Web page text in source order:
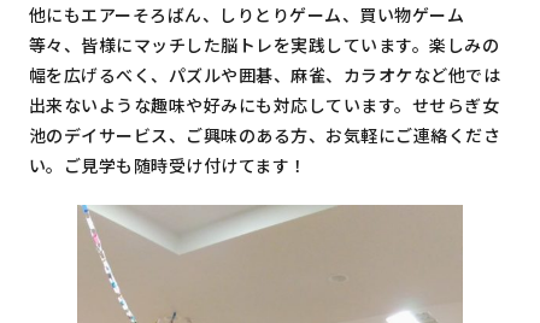
他にもエアーそろばん、しりとりゲーム、買い物ゲーム
等々、皆様にマッチした脳トレを実践しています。楽しみの
幅を広げるべく、パズルや囲碁、麻雀、カラオケなど他では
出来ないような趣味や好みにも対応しています。せせらぎ女
池のデイサービス、ご興味のある方、お気軽にご連絡くださ
い。ご見学も随時受け付けてます！